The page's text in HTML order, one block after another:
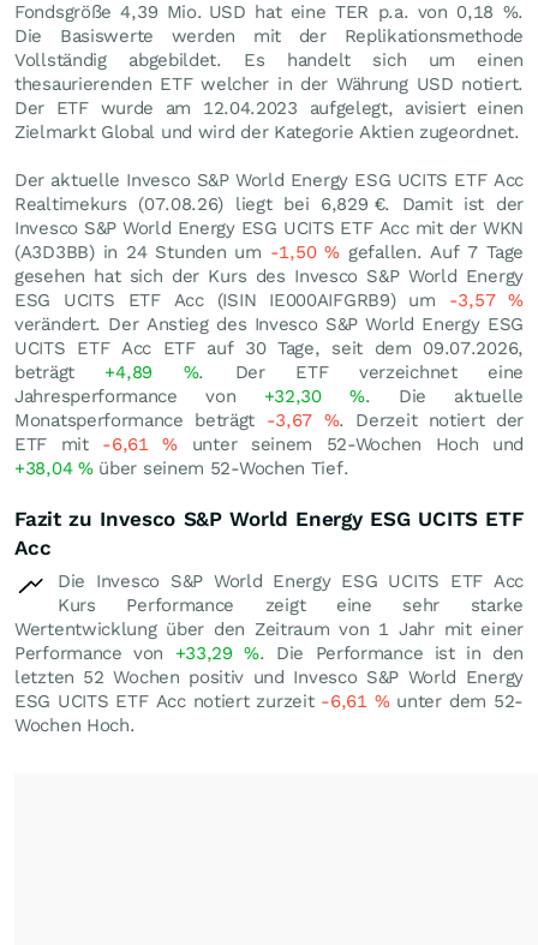
Fondsgröße 4,39 Mio. USD hat eine TER p.a. von 0,18 %.
Die Basiswerte werden mit der Replikationsmethode
Vollständig abgebildet. Es handelt sich um einen
thesaurierenden ETF welcher in der Währung USD notiert.
Der ETF wurde am 12.04.2023 aufgelegt, avisiert einen
Zielmarkt Global und wird der Kategorie Aktien zugeordnet.
Der aktuelle Invesco S&P World Energy ESG UCITS ETF Acc
Realtimekurs (07.08.26) liegt bei 6,829 €. Damit ist der
Invesco S&P World Energy ESG UCITS ETF Acc mit der WKN
(A3D3BB) in 24 Stunden um -1,50% gefallen. Auf 7 Tage
gesehen hat sich der Kurs des Invesco S&P World Energy
ESG UCITS ETF Acc (ISIN IE000AIFGRB9) um -3,57%
verändert. Der Anstieg des Invesco S&P World Energy ESG
UCITS ETF Acc ETF auf 30 Tage, seit dem 09.07.2026,
beträgt +4,89 %. Der ETF verzeichnet eine
Jahresperformance von +32,30%. Die aktuelle
Monatsperformance beträgt -3,67 %. Derzeit notiert der
ETF mit -6,61% unter seinem 52-Wochen Hoch und
+38,04 %über seinem 52-Wochen Tief.
Fazit zu Invesco S&P World Energy ESG UCITS ETF
Acc
Die Invesco S&P World Energy ESG UCITS ETF Acc
Kurs Performance zeigt eine sehr starke
Wertentwicklung über den Zeitraum von 1 Jahr mit einer
Performance von +33,29%. Die Performance ist in den
letzten 52 Wochen positiv und Invesco S&P World Energy
ESG UCITS ETF Acc notiert zurzeit -6,61 %unter dem 52-
Wochen Hoch.